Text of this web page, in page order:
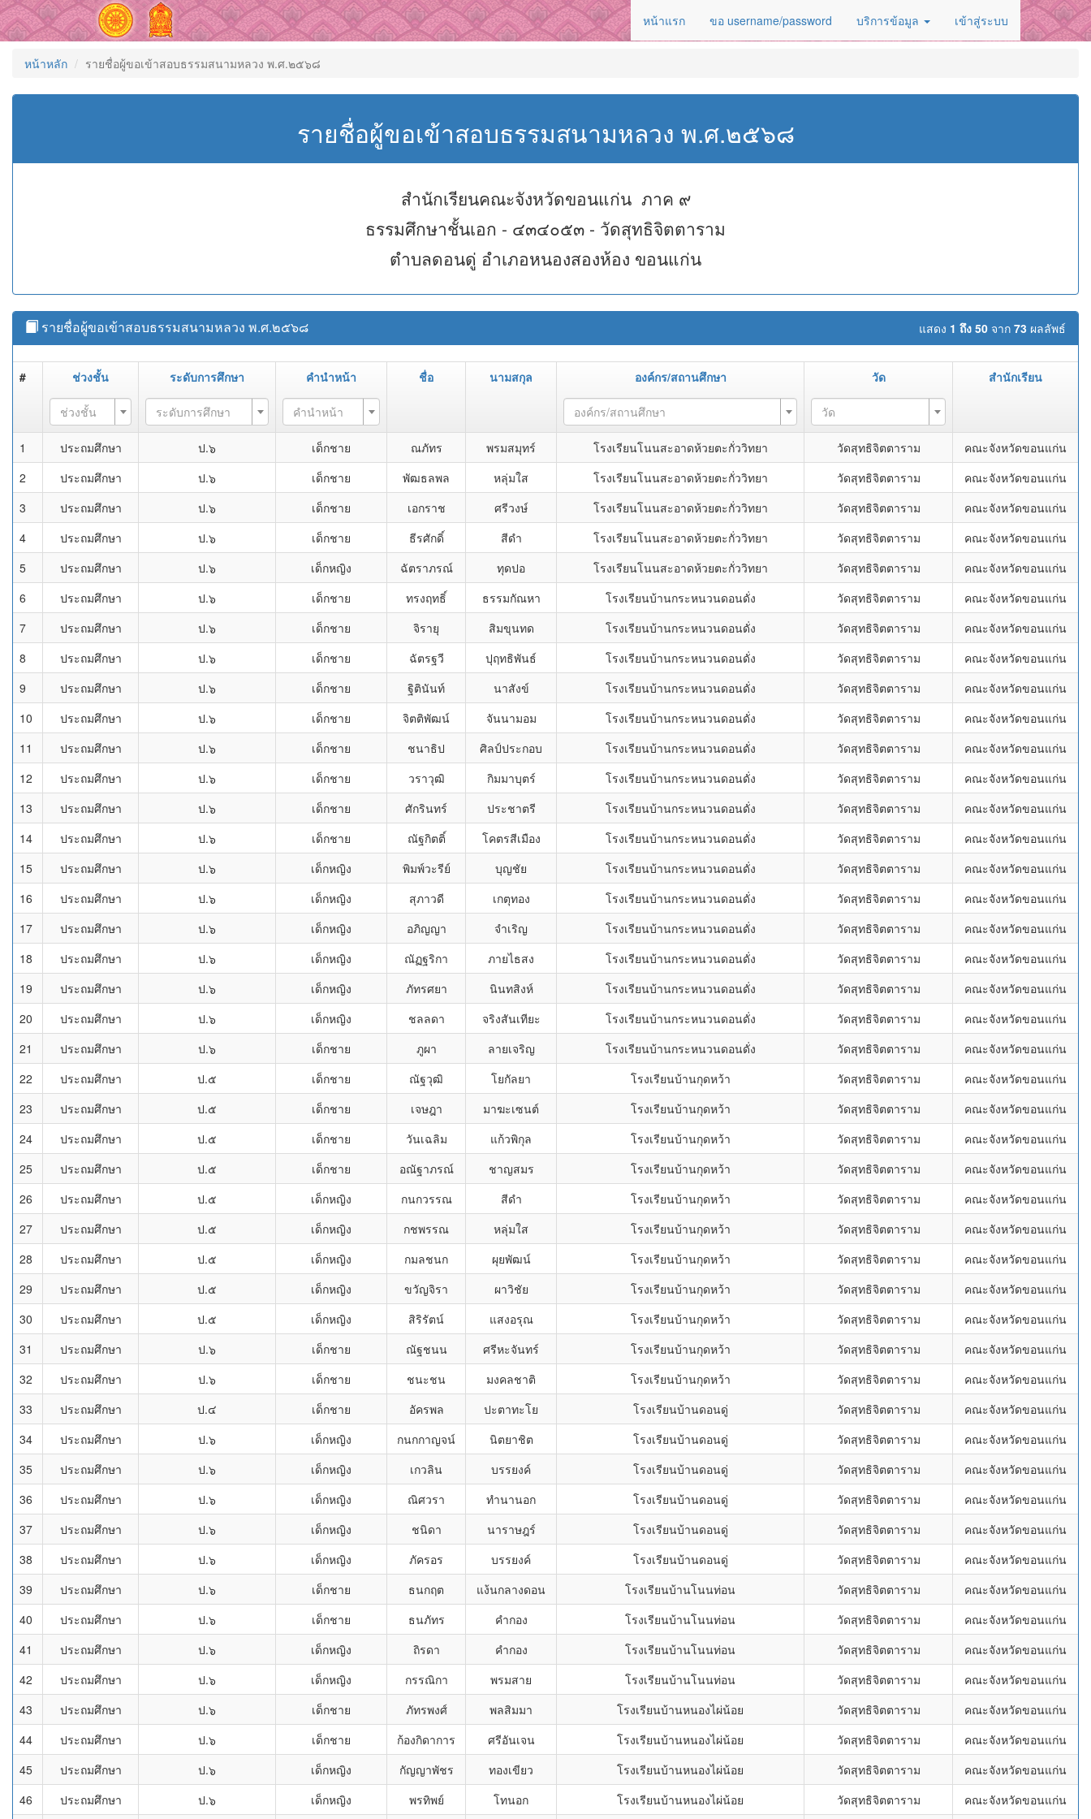
หน้าแรก ขอ username/password บริการข้อมูล เข้าสู่ระบบ
หน้าหลัก รายชื่อผู้ขอเข้าสอบธรรมสนามหลวง พ.ศ.๒๕๖๘
รายชื่อผู้ขอเข้าสอบธรรมสนามหลวง พ.ศ.๒๕๖๘
สำนักเรียนคณะจังหวัดขอนแก่น ภาค ๙
ธรรมศึกษาชั้นเอก - ๔๓๔๐๕๓ - วัดสุทธิจิตตาราม
ตำบลดอนดู่ อำเภอหนองสองห้อง ขอนแก่น
แสดง 1 ถึง 50 จาก 73 ผลลัพธ์
รายชื่อผู้ขอเข้าสอบธรรมสนามหลวง พ.ศ.๒๕๖๘
# ช่วงชั้น ระดับการศึกษา คำนำหน้า ชื่อ นามสกุล องค์กร/สถานศึกษา วัด สำนักเรียน
ช่วงชั้น ระดับการศึกษา คำนำหน้า องค์กร/สถานศึกษา วัด
1 ประถมศึกษา ป.๖ เด็กชาย ณภัทร พรมสมุทร์ โรงเรียนโนนสะอาดห้วยตะกั่ววิทยา วัดสุทธิจิตตาราม
คณะจังหวัดขอนแก่น
2
ประถมศึกษา ป.๖ เด็กชาย พัฒธลพล หลุ่มใส โรงเรียนโนนสะอาดห้วยตะกั่ววิทยา วัดสุทธิจิตตาราม
คณะจังหวัดขอนแก่น
3
ประถมศึกษา ป.๖ เด็กชาย เอกราช ศรีวงษ์ โรงเรียนโนนสะอาดห้วยตะกั่ววิทยา วัดสุทธิจิตตาราม
คณะจังหวัดขอนแก่น
4
ประถมศึกษา ป.๖ เด็กชาย ธีรศักดิ์ สีดำ โรงเรียนโนนสะอาดห้วยตะกั่ววิทยา วัดสุทธิจิตตาราม
คณะจังหวัดขอนแก่น
5
ประถมศึกษา ป.๖ เด็กหญิง ฉัตราภรณ์ ทุดปอ โรงเรียนโนนสะอาดห้วยตะกั่ววิทยา วัดสุทธิจิตตาราม
คณะจังหวัดขอนแก่น
6
ประถมศึกษา ป.๖ เด็กชาย ทรงฤทธิ์ ธรรมกัณหา โรงเรียนบ้านกระหนวนดอนดั่ง วัดสุทธิจิตตาราม
คณะจังหวัดขอนแก่น
7
ประถมศึกษา ป.๖ เด็กชาย จิรายุ สิมขุนทด โรงเรียนบ้านกระหนวนดอนดั่ง วัดสุทธิจิตตาราม
คณะจังหวัดขอนแก่น
8
ประถมศึกษา ป.๖ เด็กชาย ฉัตรฐวี ปุฤทธิพันธ์ โรงเรียนบ้านกระหนวนดอนดั่ง วัดสุทธิจิตตาราม
คณะจังหวัดขอนแก่น
9
ประถมศึกษา ป.๖ เด็กชาย ฐิตินันท์ นาสังข์ โรงเรียนบ้านกระหนวนดอนดั่ง วัดสุทธิจิตตาราม
คณะจังหวัดขอนแก่น
10
ประถมศึกษา ป.๖ เด็กชาย จิตติพัฒน์ จันนามอม โรงเรียนบ้านกระหนวนดอนดั่ง วัดสุทธิจิตตาราม
คณะจังหวัดขอนแก่น
11
ประถมศึกษา ป.๖ เด็กชาย ชนาธิป ศิลป์ประกอบ โรงเรียนบ้านกระหนวนดอนดั่ง วัดสุทธิจิตตาราม
คณะจังหวัดขอนแก่น
12
ประถมศึกษา ป.๖ เด็กชาย วราวุฒิ กิมมาบุตร์ โรงเรียนบ้านกระหนวนดอนดั่ง วัดสุทธิจิตตาราม
คณะจังหวัดขอนแก่น
13
ประถมศึกษา ป.๖ เด็กชาย ศักรินทร์ ประชาตรี โรงเรียนบ้านกระหนวนดอนดั่ง วัดสุทธิจิตตาราม
คณะจังหวัดขอนแก่น
14
ประถมศึกษา ป.๖ เด็กชาย ณัฐกิตติ์ โคตรสีเมือง โรงเรียนบ้านกระหนวนดอนดั่ง วัดสุทธิจิตตาราม
คณะจังหวัดขอนแก่น
15
ประถมศึกษา ป.๖ เด็กหญิง พิมพ์วะรีย์ บุญชัย โรงเรียนบ้านกระหนวนดอนดั่ง วัดสุทธิจิตตาราม
คณะจังหวัดขอนแก่น
16
ประถมศึกษา ป.๖ เด็กหญิง สุภาวดี เกตุทอง โรงเรียนบ้านกระหนวนดอนดั่ง วัดสุทธิจิตตาราม
คณะจังหวัดขอนแก่น
17
ประถมศึกษา ป.๖ เด็กหญิง อภิญญา จำเริญ โรงเรียนบ้านกระหนวนดอนดั่ง วัดสุทธิจิตตาราม
คณะจังหวัดขอนแก่น
18
ประถมศึกษา ป.๖ เด็กหญิง ณัฏฐริกา ภายไธสง โรงเรียนบ้านกระหนวนดอนดั่ง วัดสุทธิจิตตาราม
คณะจังหวัดขอนแก่น
19
ประถมศึกษา ป.๖ เด็กหญิง ภัทรศยา นินทสิงห์ โรงเรียนบ้านกระหนวนดอนดั่ง วัดสุทธิจิตตาราม
คณะจังหวัดขอนแก่น
20
ประถมศึกษา ป.๖ เด็กหญิง ชลลดา จริงสันเทียะ โรงเรียนบ้านกระหนวนดอนดั่ง วัดสุทธิจิตตาราม
คณะจังหวัดขอนแก่น
21
ประถมศึกษา ป.๖ เด็กชาย ภูผา ลายเจริญ โรงเรียนบ้านกระหนวนดอนดั่ง วัดสุทธิจิตตาราม
คณะจังหวัดขอนแก่น
22
ประถมศึกษา ป.๕ เด็กชาย ณัฐวุฒิ โยกัลยา โรงเรียนบ้านกุดหว้า วัดสุทธิจิตตาราม
คณะจังหวัดขอนแก่น
23
ประถมศึกษา ป.๕ เด็กชาย เจษฎา มาฆะเซนต์ โรงเรียนบ้านกุดหว้า วัดสุทธิจิตตาราม
คณะจังหวัดขอนแก่น
24
ประถมศึกษา ป.๕ เด็กชาย วันเฉลิม แก้วพิกุล โรงเรียนบ้านกุดหว้า วัดสุทธิจิตตาราม
คณะจังหวัดขอนแก่น
25
ประถมศึกษา ป.๕ เด็กชาย อณัฐาภรณ์ ชาญสมร โรงเรียนบ้านกุดหว้า วัดสุทธิจิตตาราม
คณะจังหวัดขอนแก่น
26
ประถมศึกษา ป.๕ เด็กหญิง กนกวรรณ สีดำ โรงเรียนบ้านกุดหว้า วัดสุทธิจิตตาราม
คณะจังหวัดขอนแก่น
27
ประถมศึกษา ป.๕ เด็กหญิง กชพรรณ หลุ่มใส โรงเรียนบ้านกุดหว้า วัดสุทธิจิตตาราม
คณะจังหวัดขอนแก่น
28
ประถมศึกษา ป.๕ เด็กหญิง กมลชนก ผุยพัฒน์ โรงเรียนบ้านกุดหว้า วัดสุทธิจิตตาราม
คณะจังหวัดขอนแก่น
29
ประถมศึกษา ป.๕ เด็กหญิง ขวัญจิรา ผาวิชัย โรงเรียนบ้านกุดหว้า วัดสุทธิจิตตาราม
คณะจังหวัดขอนแก่น
30
ประถมศึกษา ป.๕ เด็กหญิง สิริรัตน์ แสงอรุณ โรงเรียนบ้านกุดหว้า วัดสุทธิจิตตาราม
คณะจังหวัดขอนแก่น
31
ประถมศึกษา ป.๖ เด็กชาย ณัฐชนน ศรีหะจันทร์ โรงเรียนบ้านกุดหว้า วัดสุทธิจิตตาราม
คณะจังหวัดขอนแก่น
32
ประถมศึกษา ป.๖ เด็กชาย ชนะชน มงคลชาติ โรงเรียนบ้านกุดหว้า วัดสุทธิจิตตาราม
คณะจังหวัดขอนแก่น
33
ประถมศึกษา ป.๔ เด็กชาย อัครพล ปะตาทะโย โรงเรียนบ้านดอนดู่ วัดสุทธิจิตตาราม
คณะจังหวัดขอนแก่น
34
ประถมศึกษา ป.๖ เด็กหญิง กนกกาญจน์ นิตยาชิต โรงเรียนบ้านดอนดู่ วัดสุทธิจิตตาราม
คณะจังหวัดขอนแก่น
35
ประถมศึกษา ป.๖ เด็กหญิง เกวลิน บรรยงค์ โรงเรียนบ้านดอนดู่ วัดสุทธิจิตตาราม
คณะจังหวัดขอนแก่น
36
ประถมศึกษา ป.๖ เด็กหญิง ณิศวรา ทำนานอก โรงเรียนบ้านดอนดู่ วัดสุทธิจิตตาราม
คณะจังหวัดขอนแก่น
37
ประถมศึกษา ป.๖ เด็กหญิง ชนิดา นาราษฎร์ โรงเรียนบ้านดอนดู่ วัดสุทธิจิตตาราม
คณะจังหวัดขอนแก่น
38
ประถมศึกษา ป.๖ เด็กหญิง ภัครอร บรรยงค์ โรงเรียนบ้านดอนดู่ วัดสุทธิจิตตาราม
คณะจังหวัดขอนแก่น
39
ประถมศึกษา ป.๖ เด็กชาย ธนกฤต แง้นกลางดอน โรงเรียนบ้านโนนท่อน วัดสุทธิจิตตาราม
คณะจังหวัดขอนแก่น
40
ประถมศึกษา ป.๖ เด็กชาย ธนภัทร คำกอง โรงเรียนบ้านโนนท่อน วัดสุทธิจิตตาราม
คณะจังหวัดขอนแก่น
41
ประถมศึกษา ป.๖ เด็กหญิง ถิรดา คำกอง โรงเรียนบ้านโนนท่อน วัดสุทธิจิตตาราม
คณะจังหวัดขอนแก่น
42
ประถมศึกษา ป.๖ เด็กหญิง กรรณิกา พรมสาย โรงเรียนบ้านโนนท่อน วัดสุทธิจิตตาราม
คณะจังหวัดขอนแก่น
43
ประถมศึกษา ป.๖ เด็กชาย ภัทรพงศ์ พลสิมมา โรงเรียนบ้านหนองไผ่น้อย วัดสุทธิจิตตาราม
คณะจังหวัดขอนแก่น
44
ประถมศึกษา ป.๖ เด็กชาย ก้องกิดาการ ศรีอันเจน โรงเรียนบ้านหนองไผ่น้อย วัดสุทธิจิตตาราม
คณะจังหวัดขอนแก่น
45
ประถมศึกษา ป.๖ เด็กหญิง กัญญาพัชร ทองเขียว โรงเรียนบ้านหนองไผ่น้อย วัดสุทธิจิตตาราม
คณะจังหวัดขอนแก่น
46
ประถมศึกษา ป.๖ เด็กหญิง พรทิพย์ โทนอก โรงเรียนบ้านหนองไผ่น้อย วัดสุทธิจิตตาราม คณะจังหวัดขอนแก่น